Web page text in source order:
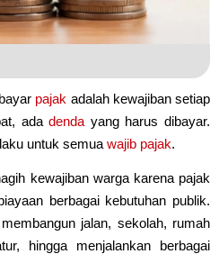
pajak adalah kewajiban setiap
adadenda yang harus dibayar.
untuk semua wajib pajak.
kewajiban warga karena pajak
berbagai kebutuhan publik.
jalan, sekolah, rumah
hingga menjalankan berbagai